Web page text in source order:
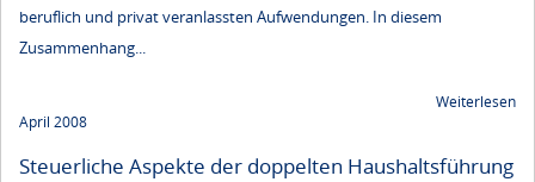
beruflich und privat veranlassten Aufwendungen. In diesem
Zusammenhang...
Weiterlesen
April 2008
Steuerliche Aspekte der doppelten Haushaltsführung